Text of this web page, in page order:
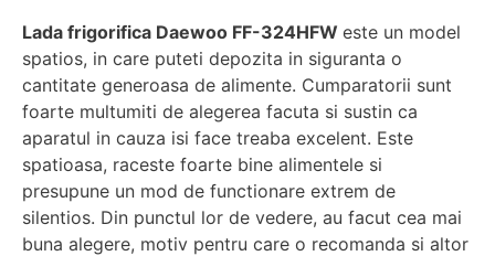
Lada frigorifica Daewoo FF-324HFW este un model
spatios, in care puteti depozita in siguranta o
cantitate generoasa de alimente. Cumparatorii sunt
foarte multumiti de alegerea facuta si sustin ca
aparatul in cauza isi face treaba excelent. Este
spatioasa, raceste foarte bine alimentele si
presupune un mod de functionare extrem de
silentios. Din punctul lor de vedere, au facut cea mai
buna alegere, motiv pentru care o recomanda si altor